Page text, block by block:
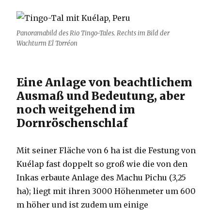
Panoramabild des Rio Tingo-Tales. Rechts im Bild der
Wachturm El Torréon
Eine Anlage von beachtlichem
Ausmaß und Bedeutung, aber
noch weitgehend im
Dornröschenschlaf
Mit seiner Fläche von 6 ha ist die Festung von
Kuélap fast doppelt so groß wie die von den
Inkas erbaute Anlage des Machu Pichu (3,25
ha); liegt mit ihren 3000 Höhenmeter um 600
m höher und ist zudem um einige